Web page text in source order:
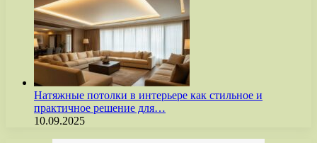
Натяжные потолки в интерьере как стильное и
практичное решение для…
10.09.2025